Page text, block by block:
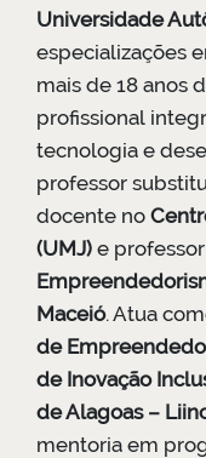
Universidade
especializações
mais de 18 anos
profissional
tecnologia e
professor
docente no
(UMJ)e
Maceió. Atua
de
de Inovação
de Alagoas –
mentoria em